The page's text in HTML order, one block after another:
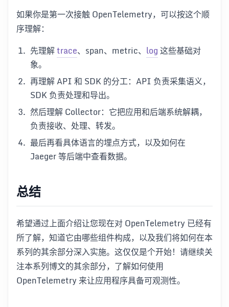
如果你是第一次接触 OpenTelemetry，可以按这个顺
序理解：
先理解trace、span、metric、 log这些基础对
象。
再理解 API 和 SDK 的分工：API 负责采集语义，
SDK 负责处理和导出。
然后理解 Collector：它把应用和后端系统解耦，
负责接收、处理、转发。
最后再看具体语言的埋点方式，以及如何在
Jaeger 等后端中查看数据。
总结
希望通过上面介绍让您现在对 OpenTelemetry 已经有
所了解，知道它由哪些组件构成，以及我们将如何在本
系列的其余部分深入实施。这仅仅是个开始！请继续关
注本系列博文的其余部分，了解如何使用
OpenTelemetry 来让应用程序具备可观测性。